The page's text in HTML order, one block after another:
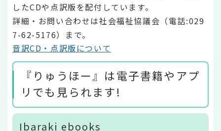
したCDや点訳版を配付しています。
詳細・お問い合わせは社会福祉協議会（電話:029
7-62-5176）まで。
音訳CD・点訳版について
『りゅうほー』は電子書籍やアプ
リでも見られます!
Ibaraki ebooks